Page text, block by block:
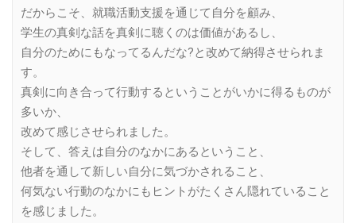
だからこそ、就職活動支援を通じて自分を顧み、
学生の真剣な話を真剣に聴くのは価値があるし、
自分のためにもなってるんだな?と改めて納得させられま
す。
真剣に向き合って行動するということがいかに得るものが
多いか、
改めて感じさせられました。
そして、答えは自分のなかにあるということ、
他者を通して新しい自分に気づかされること、
何気ない行動のなかにもヒントがたくさん隠れていること
を感じました。